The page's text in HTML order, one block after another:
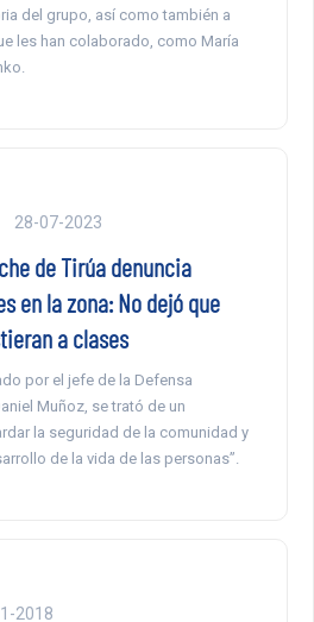
del grupo, así como también a
les han colaborado, como María
28-07-2023
de Tirúa denuncia
en la zona: No dejó que
a clases
por el jefe de la Defensa
Muñoz, se trató de un
la seguridad de la comunidad y
de la vida de las personas”.
2018